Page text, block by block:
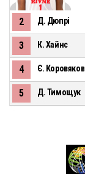
2 Д. Дюпрі
3 К. Хайнс
4 Є. Коровяков
5 Д. Тимощук